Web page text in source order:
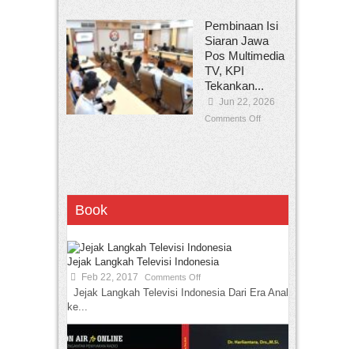
Pembinaan Isi
Siaran Jawa
Pos Multimedia
TV, KPI
Tekankan...
Jun 22, 2026
Comments Off
Book
Jejak Langkah Televisi Indonesia
Feb 22, 2017 Comments Off
Jejak Langkah Televisi Indonesia Dari Era Analog
ke...